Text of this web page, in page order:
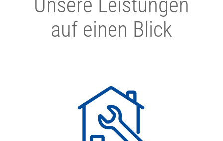
Unsere Leistungen
auf einen Blick